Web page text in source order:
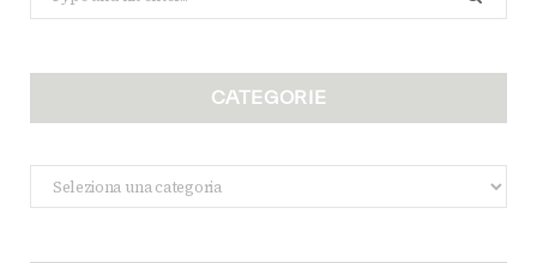
for:
CATEGORIE
Categorie